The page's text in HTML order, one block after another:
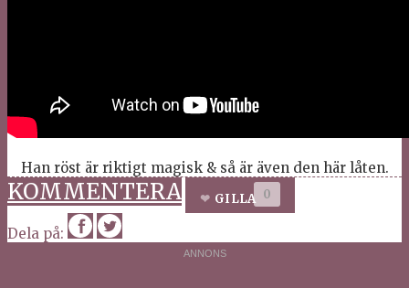
Han röst är riktigt magisk & så är även den här låten.
KOMMENTERA 0
GILLA
Dela på: